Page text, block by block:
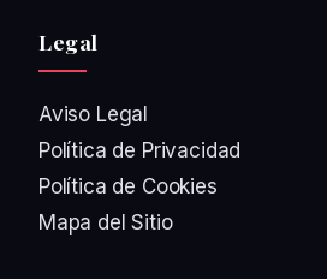
Legal
Aviso Legal
Política de Privacidad
Política de Cookies
Mapa del Sitio